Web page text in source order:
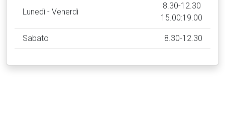
Lunedì - Venerdì
8.30-12.30
15.00:19.00
Sabato 8.30-12.30